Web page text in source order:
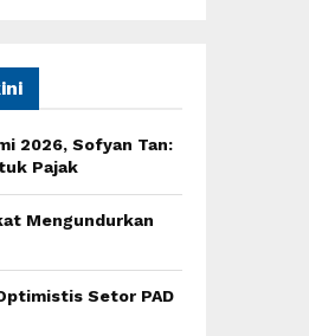
2026, Sofyan Tan:
Pajak
Mengundurkan
Setor PAD